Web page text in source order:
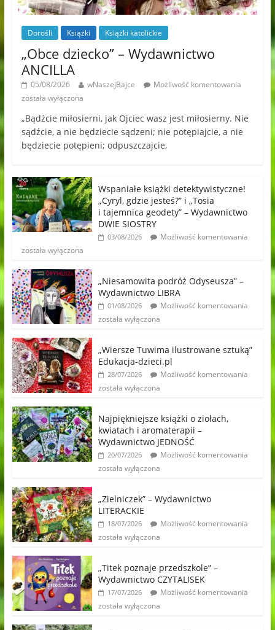
Dorośli Książki Książki katolickie
„Obce dziecko” – Wydawnictwo
ANCILLA
05/08/2026 wNaszejBajce
Możliwość komentowania
została wyłączona
„Bądźcie miłosierni, jak Ojciec wasz jest miłosierny. Nie
sądźcie, a nie będziecie sądzeni; nie potępiajcie, a nie
będziecie potępieni; odpuszczajcie,
Wspaniałe książki detektywistyczne!
„Cyryl, gdzie jesteś?” i „Tosia
i tajemnica geodety” – Wydawnictwo
DWIE SIOSTRY
03/08/2026
Możliwość komentowania
została wyłączona
„Niesamowita podróż Odyseusza” –
Wydawnictwo LIBRA
01/08/2026
Możliwość komentowania
została wyłączona
„Wiersze Tuwima ilustrowane sztuką”
Edukacja-dzieci.pl
28/07/2026
Możliwość komentowania
została wyłączona
Najpiękniejsze książki o ziołach,
kwiatach i aromaterapii –
Wydawnictwo JEDNOŚĆ
20/07/2026
Możliwość komentowania
została wyłączona
„Zielniczek” – Wydawnictwo
LITERACKIE
18/07/2026
Możliwość komentowania
została wyłączona
„Titek poznaje przedszkole” –
Wydawnictwo CZYTALISEK
17/07/2026
Możliwość komentowania
została wyłączona